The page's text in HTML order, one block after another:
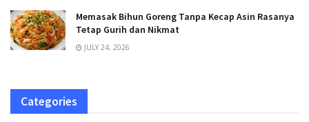
Memasak Bihun Goreng Tanpa Kecap Asin Rasanya
Tetap Gurih dan Nikmat
JULY 24, 2026
Categories